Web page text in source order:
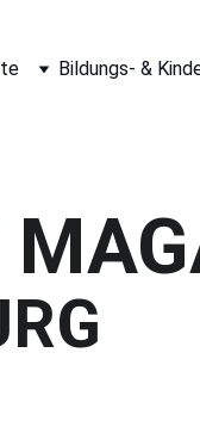
Bildungs- &